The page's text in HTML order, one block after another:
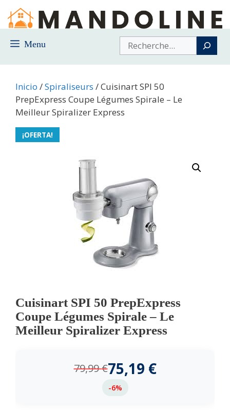
Saltar
contenido
Menu Buscar
Inicio /Spiraliseurs / Cuisinart SPI 50
PrepExpress Coupe Légumes Spirale – Le
Meilleur Spiralizer Express
¡OFERTA!
Cuisinart SPI 50 PrepExpress
Coupe Légumes Spirale – Le
Meilleur Spiralizer Express
79,99€75,19 €
-6%